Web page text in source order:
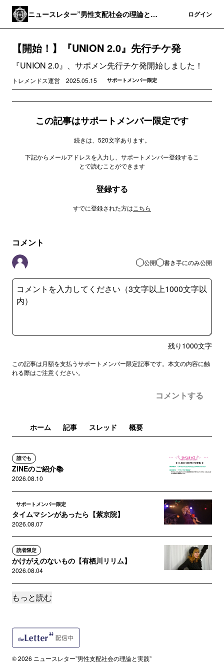
ニュースレター”男性支配社会の理論と実
ログイン
【開始！】『UNION 2.0』先行チケ発
『UNION 2.0』、サポメン先行チケ発開始しました！
トレメンドス運営 2025.05.15 サポートメンバー限定
この記事はサポートメンバー限定です
続きは、520文字あります。
下記からメールアドレスを入力し、サポートメンバー登録するこ
とで読むことができます
登録する
すでに登録された方は こちら
コメント
公開 書き手にのみ公開
残り 1000文字
この記事は月額を支払うサポートメンバー限定記事です。本文の内容に触
れる際はご注意ください。
コメントする
ホーム 記事 スレッド 概要
誰でも
ZINEのご紹介📚
2026.08.10
サポートメンバー限定
タイムマシンがあったら【紫京院】
2026.08.07
読者限定
かけがえのないもの【有栖川リリム】
2026.08.04
読者限定
読者限定
剣道を習う魔法使い(田中円)
2026.07.31
もっと読む
© 2026 ニュースレター”男性支配社会の理論と実践”